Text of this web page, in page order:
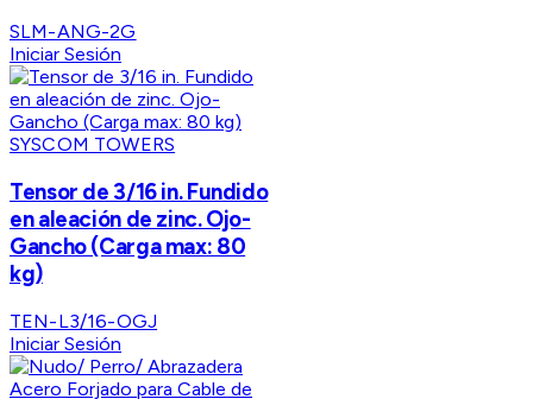
SLM-ANG-2G
Iniciar Sesión
SYSCOM TOWERS
Tensor de 3/16 in. Fundido
en aleación de zinc. Ojo-
Gancho (Carga max: 80
kg)
TEN-L3/16-OGJ
Iniciar Sesión